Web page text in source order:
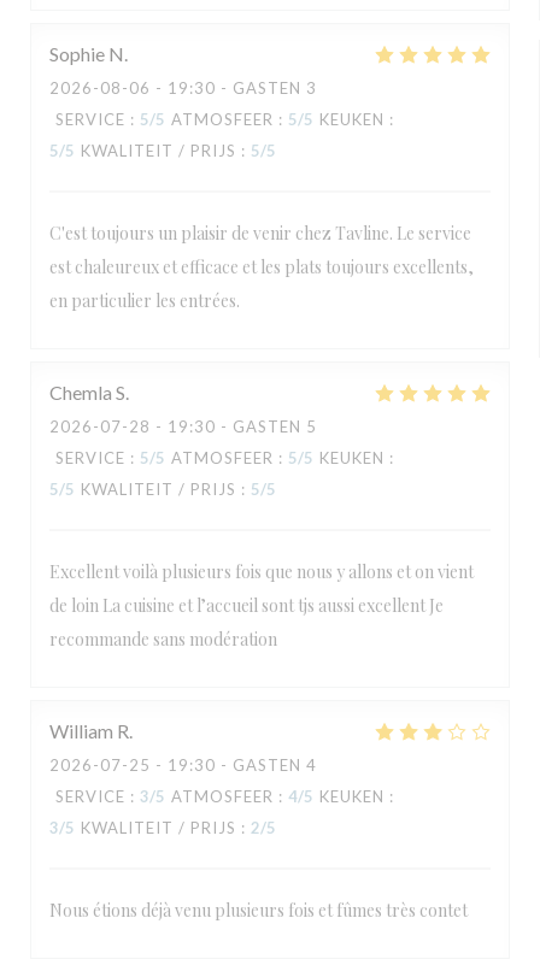
Sophie N
2026-08-06 - 19:30 - GASTEN 3
SERVICE : 5/5 ATMOSFEER : 5/5 KEUKEN :
5/5 KWALITEIT / PRIJS : 5/5
C'est toujours un plaisir de venir chez Tavline. Le service
est chaleureux et efficace et les plats toujours excellents,
en particulier les entrées.
Chemla S
2026-07-28 - 19:30 - GASTEN 5
SERVICE : 5/5 ATMOSFEER : 5/5 KEUKEN :
5/5 KWALITEIT / PRIJS : 5/5
Excellent voilà plusieurs fois que nous y allons et on vient
de loin La cuisine et l’accueil sont tjs aussi excellent Je
recommande sans modération
William R
2026-07-25 - 19:30 - GASTEN 4
SERVICE : 3/5 ATMOSFEER : 4/5 KEUKEN :
3/5 KWALITEIT / PRIJS : 2/5
Nous étions déjà venu plusieurs fois et fûmes très contet